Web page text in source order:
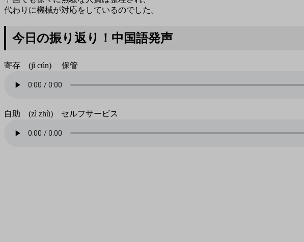
代わりに機械が対応をしているのでした。
今日の振り返り！中国語発声
寄存 (jì cún) 保管
自助 (zì zhù) セルフサービス